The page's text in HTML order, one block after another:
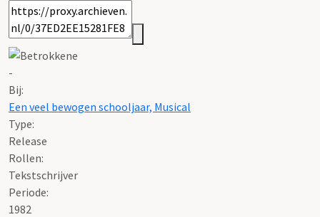
-
Bij:
Een veel bewogen schooljaar, Musical
Type:
Release
Rollen:
Tekstschrijver
Periode:
1982